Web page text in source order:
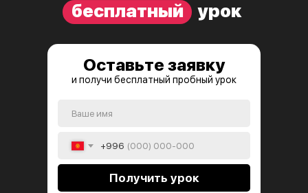
урок
бесплатный
+996
Получить урок
Оставьте заявку
и получи бесплатный пробный урок